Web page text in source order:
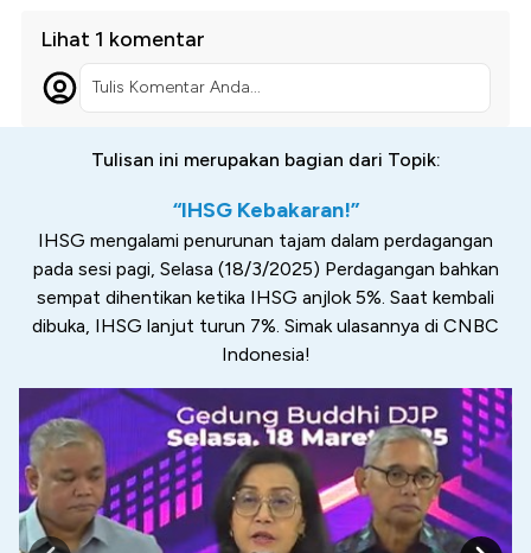
Lihat 1 komentar
Tulis Komentar Anda...
Tulisan ini merupakan bagian dari Topik:
“IHSG Kebakaran!”
IHSG mengalami penurunan tajam dalam perdagangan
pada sesi pagi, Selasa (18/3/2025) Perdagangan bahkan
sempat dihentikan ketika IHSG anjlok 5%. Saat kembali
dibuka, IHSG lanjut turun 7%. Simak ulasannya di CNBC
Indonesia!